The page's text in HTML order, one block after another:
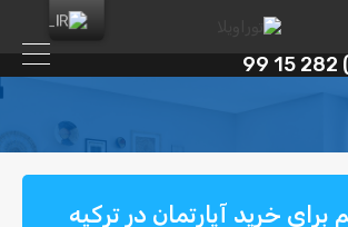
برای خرید آپارتمان در ترکیه